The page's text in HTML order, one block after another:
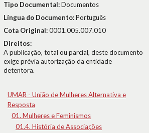
Tipo Documental:Documentos
Língua do Documento:Português
Cota Original:0001.005.007.010
Direitos:
A publicação, total ou parcial, deste documento
exige prévia autorização da entidade
detentora.
UMAR - União de Mulheres Alternativa e
Resposta
01. Mulheres e Feminismos
01.4. História de Associações